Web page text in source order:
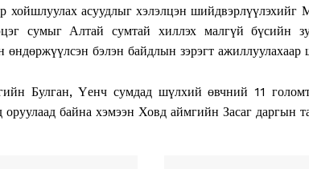
хойшлуулах асуудлыг хэлэлцэн шийдвэрлүүлэхийг
сумыг Алтай сумтай хиллэх малгүй бүсийн
өндөржүүлсэн бэлэн байдлын зэрэгт ажиллуулахаар
Булган, Үенч сумдад шүлхий өвчний 11
байна хэмээн Ховд аймгийн Засаг даргын